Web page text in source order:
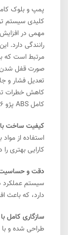
مهمی در
رانندگی دارد.
مرتبط است که
صورت قفل شدن
تعدیل فشار و
کاهش خطرات
کامل ABS پژو 206 ساخت آلمان:
کیفیت ساخت
استفاده از
کارایی بهتری
دقت و حساسیت
سیستم
دارد، که باعث
سازگاری کامل با
طراحی شده و با